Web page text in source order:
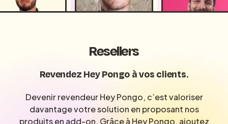
Resellers
Revendez Hey Pongo à vos clients.
Devenir revendeur Hey Pongo, c’est valoriser
davantage votre solution en proposant nos
produits en add-on. Grâce à Hey Pongo, ajoutez